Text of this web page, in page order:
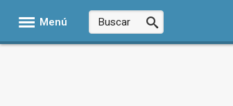
Menú